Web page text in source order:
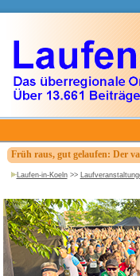
Früh raus, gut gelaufen: Der
Laufen-in-Koeln>>